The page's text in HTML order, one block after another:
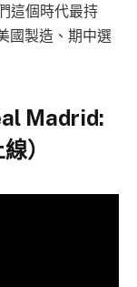
這個時代最持
國製造、期中選
Madrid:
）